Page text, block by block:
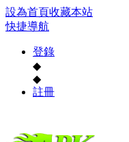
設為首頁收藏本站
快捷導航
登錄
◆
◆
註冊